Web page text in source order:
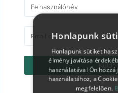
Honlapunk
Honlapunk sütiket
élmény javítása
használatával Ön
használatához, a
megfelelően.